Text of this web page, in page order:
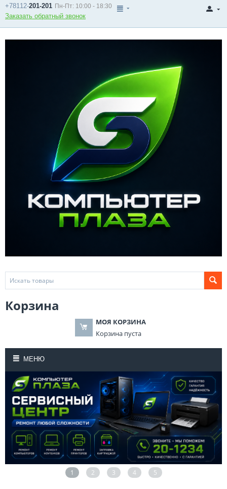
+78112-201-201 Пн-Пт: 10:00 - 18:30
Заказать обратный звонок
Корзина
МОЯ КОРЗИНА
Корзина пуста
МЕНЮ
1 2 3 4 5